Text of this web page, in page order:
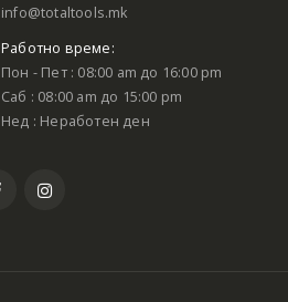
info@totaltools.mk
Работно време:
Пон - Пет : 08:00 am до 16:00 pm
Саб : 08:00 am до 15:00 pm
Нед : Неработен ден